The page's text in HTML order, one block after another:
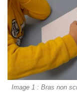
Image 1 : Bras non